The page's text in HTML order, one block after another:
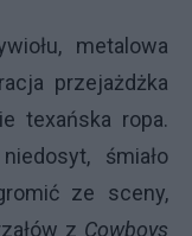
metalowa
przejażdżka
texańska ropa.
śmiało
ze sceny,
z Cowboys